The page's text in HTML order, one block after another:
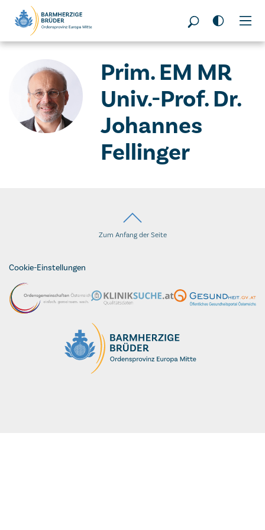
Seitenbereiche:
Prim. EM MR
Univ.-Prof. Dr.
Johannes
Fellinger
Zum Anfang der Seite
Cookie-Einstellungen